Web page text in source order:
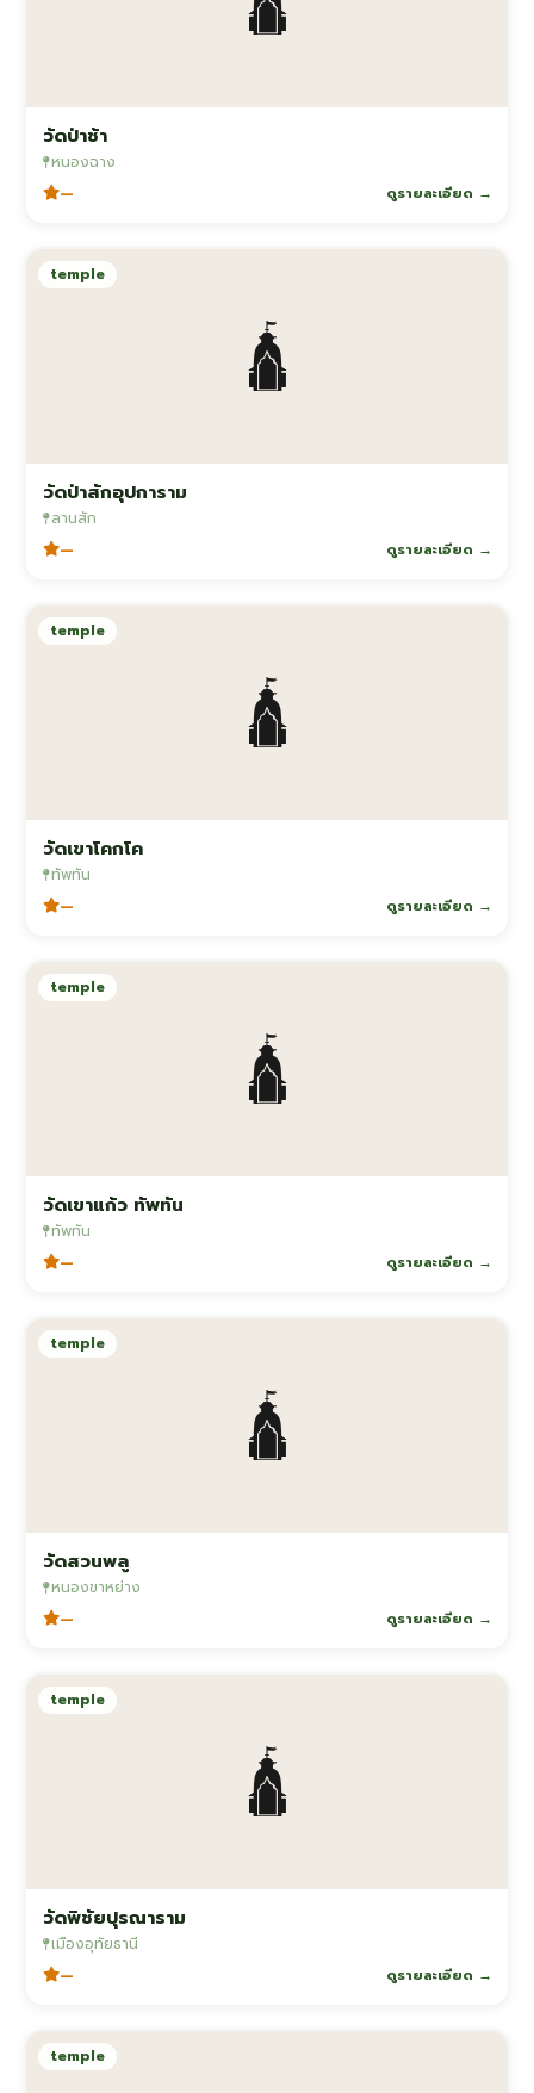
วัดป่าช้า
หนองฉาง
— ดูรายละเอียด →
🛕
temple
วัดป่าสักอุปการาม
ลานสัก
— ดูรายละเอียด →
🛕
temple
วัดเขาโคกโค
ทัพทัน
— ดูรายละเอียด →
🛕
temple
วัดเขาแก้ว ทัพทัน
ทัพทัน
— ดูรายละเอียด →
🛕
temple
วัดสวนพลู
หนองขาหย่าง
— ดูรายละเอียด →
🛕
temple
วัดพิชัยปุรณาราม
เมืองอุทัยธานี
— ดูรายละเอียด →
temple